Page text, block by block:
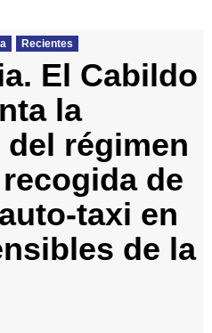
Recientes
El Cabildo
la
régimen
de
taxi en
de la